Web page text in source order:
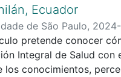
Ecuador
de São Paulo,
pretende conocer
Integral de Salud con
los conocimientos,